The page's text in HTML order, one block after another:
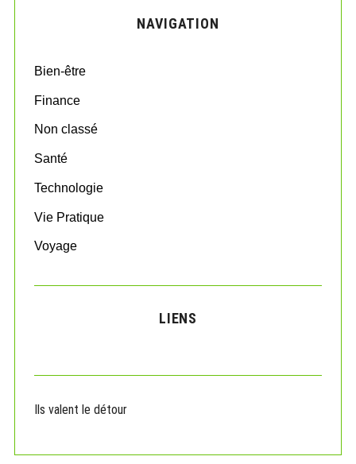
o
:
NAVIGATION
Bien-être
Finance
Non classé
Santé
Technologie
Vie Pratique
Voyage
LIENS
Ils valent le détour